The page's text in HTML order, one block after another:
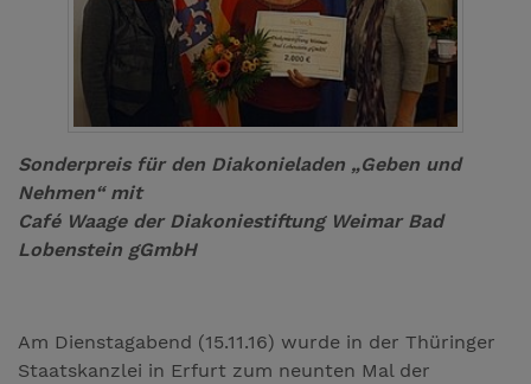
Sonderpreis für den Diakonieladen „Geben und
Nehmen“ mit
Café Waage der Diakoniestiftung Weimar Bad
Lobenstein gGmbH
Am Dienstagabend (15.11.16) wurde in der Thüringer
Staatskanzlei in Erfurt zum neunten Mal der